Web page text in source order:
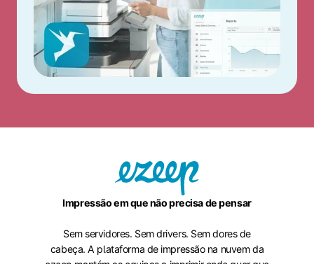
Impressão em que não precisa de pensar
Sem servidores. Sem drivers. Sem dores de
cabeça. A plataforma de impressão na nuvem da